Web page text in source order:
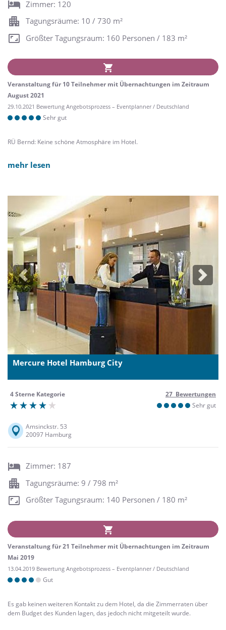
Zimmer: 120
Tagungsräume: 10 / 730 m²
Größter Tagungsraum: 160 Personen / 183 m²
Veranstaltung für 10 Teilnehmer mit Übernachtungen im Zeitraum
August 2021
29.10.2021 Bewertung Angebotsprozess – Eventplanner / Deutschland
Sehr gut
RÜ Bernd: Keine schöne Atmosphäre im Hotel.
mehr lesen
Previous Next
Mercure Hotel Hamburg City
4 Sterne Kategorie
27 Bewertungen
Sehr gut
Amsinckstr. 53
20097 Hamburg
Zimmer: 187
Tagungsräume: 9 / 798 m²
Größter Tagungsraum: 140 Personen / 180 m²
Veranstaltung für 21 Teilnehmer mit Übernachtungen im Zeitraum
Mai 2019
13.04.2019 Bewertung Angebotsprozess – Eventplanner / Deutschland
Gut
Es gab keinen weiteren Kontakt zu dem Hotel, da die Zimmerraten über
dem Budget des Kunden lagen, das jedoch nicht mitgeteilt wurde.